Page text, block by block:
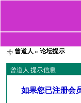
曾道人 » 论坛提示
曾道人 提示信息
如果您已注册会